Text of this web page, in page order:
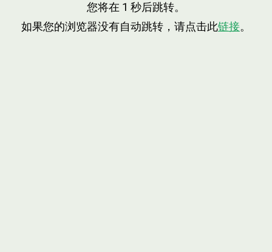
您将在 1 秒后跳转。
如果您的浏览器没有自动跳转，请点击此链接。